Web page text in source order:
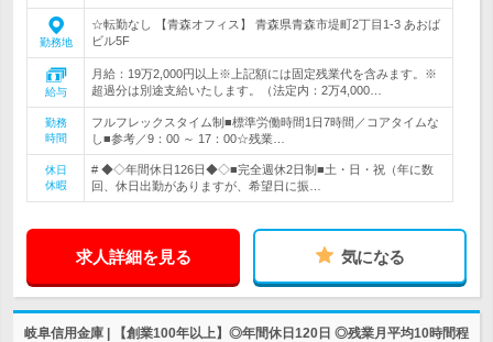
勤務地
☆転勤なし 【青森オフィス】 青森県青森市堤町2丁目1-3 あおば
ビル5F
給与
月給：19万2,000円以上※上記額には固定残業代を含みます。※
超過分は別途支給いたします。（法定内：2万4,000…
勤務
時間
フルフレックスタイム制■標準労働時間1日7時間／コアタイムな
し■参考／9：00 ～ 17：00☆残業…
休日
休暇
# ◆◇年間休日126日◆◇■完全週休2日制■土・日・祝（年に数
回、休日出勤がありますが、希望日に振…
求人詳細を見る 気になる
岐阜信用金庫 | 【創業100年以上】◎年間休日120日 ◎残業月平均10時間程